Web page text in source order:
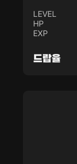
LEVEL
HP
EXP
드랍율